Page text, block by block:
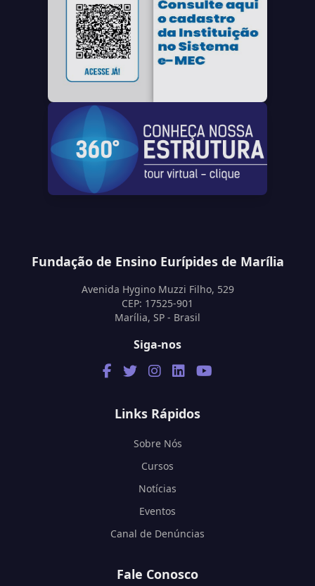
Fundação de Ensino Eurípides de Marília
Avenida Hygino Muzzi Filho, 529
CEP: 17525-901
Marília, SP - Brasil
Siga-nos
Links Rápidos
Sobre Nós
Cursos
Notícias
Eventos
Canal de Denúncias
Fale Conosco